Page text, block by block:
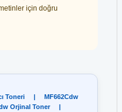
için doğru
Toneri |
MF662Cdw
Orjinal Toner |